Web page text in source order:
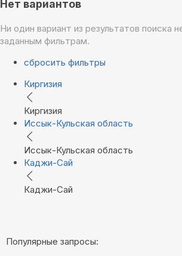
Нет вариантов
Ни один вариант из результатов поиска
заданным фильтрам.
сбросить фильтры
Киргизия
Киргизия
Иссык-Кульская область
Иссык-Кульская область
Каджи-Сай
Каджи-Сай
Популярные запросы: